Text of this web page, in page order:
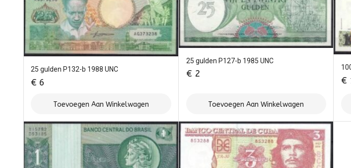
25 gulden P132-b 1988 UNC
€ 6
Toevoegen Aan Winkelwagen
25 gulden P127-b 1985 UNC
€ 2
Toevoegen Aan Winkelwagen
€